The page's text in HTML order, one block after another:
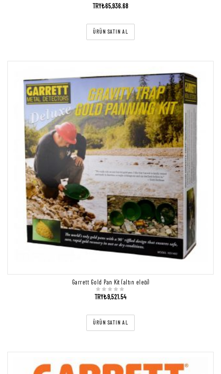
TRY₺65,936.68
ÜRÜN SATIN AL
Garrett Gold Pan Kit (altın eleği)
TRY₺9,521.54
ÜRÜN SATIN AL